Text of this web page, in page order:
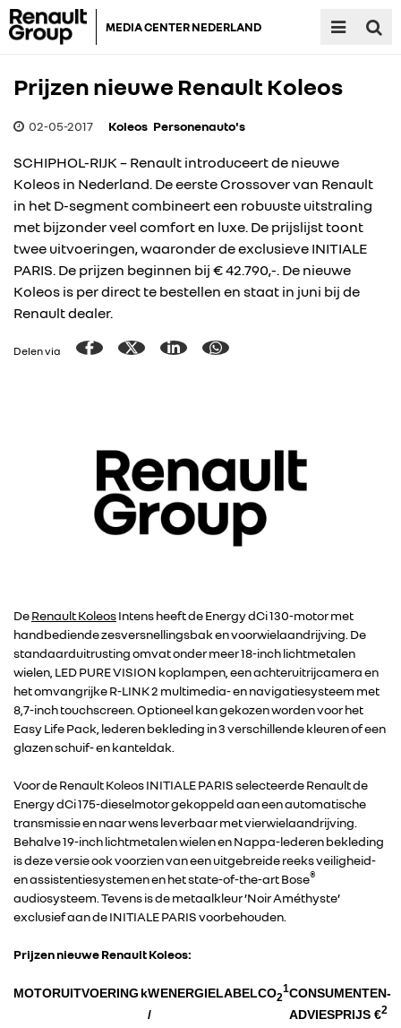
MEDIA CENTER NEDERLAND
Prijzen nieuwe Renault Koleos
02-05-2017 Koleos Personenauto's
SCHIPHOL-RIJK – Renault introduceert de nieuwe
Koleos in Nederland. De eerste Crossover van Renault
in het D-segment combineert een robuuste uitstraling
met bijzonder veel comfort en luxe. De prijslijst toont
twee uitvoeringen, waaronder de exclusieve INITIALE
PARIS. De prijzen beginnen bij € 42.790,-. De nieuwe
Koleos is per direct te bestellen en staat in juni bij de
Renault dealer.
Delen via
DeRenault KoleosIntens heeft de Energy dCi 130-motor met
handbediende zesversnellingsbak en voorwielaandrijving. De
standaarduitrusting omvat onder meer 18-inch lichtmetalen
wielen, LED PURE VISION koplampen, een achteruitrijcamera en
het omvangrijke R-LINK 2 multimedia- en navigatiesysteem met
8,7-inch touchscreen. Optioneel kan gekozen worden voor het
Easy Life Pack, lederen bekleding in 3 verschillende kleuren of een
glazen schuif- en kanteldak.
Voor de Renault Koleos INITIALE PARIS selecteerde Renault de
Energy dCi 175-dieselmotor gekoppeld aan een automatische
transmissie en naar wens leverbaar met vierwielaandrijving.
Behalve 19-inch lichtmetalen wielen en Nappa-lederen bekleding
is deze versie ook voorzien van een uitgebreide reeks veiligheid-
en assistentiesystemen en het state-of-the-art Bose®
audiosysteem. Tevens is de metaalkleur ’Noir Améthyste’
exclusief aan de INITIALE PARIS voorbehouden.
Prijzen nieuwe Renault Koleos:
MOTORUITVOERING kW
/
ENERGIELABELCO2
1CONSUMENTEN-
ADVIESPRIJS €2